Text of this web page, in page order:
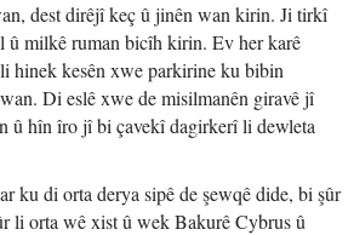
dest dirêjî keç û jinên wan kirin. Ji tirkî
û milkê ruman bicîh kirin. Ev her karê
hinek kesên xwe parkirine ku bibin
Di eslê xwe de misilmanên giravê jî
û hîn îro jî bi çavekî dagirkerî li dewleta
ku di orta derya sipê de şewqê dide, bi şûr
li orta wê xist û wek Bakurê Cybrus û